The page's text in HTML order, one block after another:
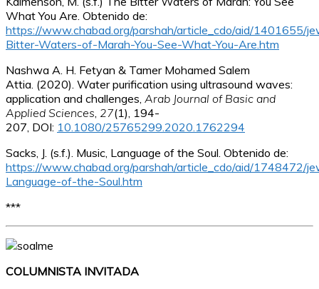
What You Are. Obtenido de:
https://www.chabad.org/parshah/article_cdo/aid/1401655/
Bitter-Waters-of-Marah-You-See-What-You-Are.htm
Nashwa A. H. Fetyan & Tamer Mohamed Salem
Attia. (2020). Water purification using ultrasound waves:
application and challenges, Arab Journal of Basic and
Applied Sciences, 27(1), 194-
207, DOI: 10.1080/25765299.2020.1762294
Sacks, J. (s.f.). Music, Language of the Soul. Obtenido de:
https://www.chabad.org/parshah/article_cdo/aid/1748472/
Language-of-the-Soul.htm
***
COLUMNISTA INVITADA